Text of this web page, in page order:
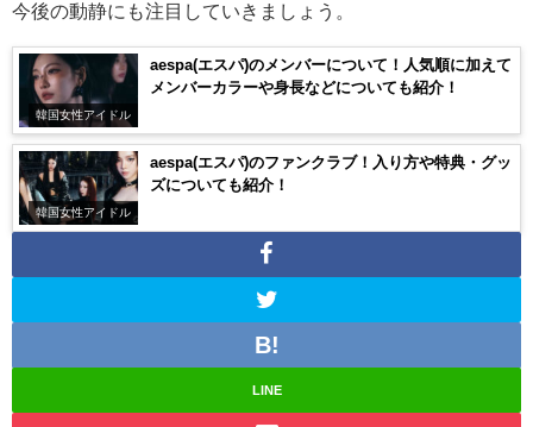
今後の動静にも注目していきましょう。
韓国女性アイドル
aespa(エスパ)のメンバーについて！人気順に加えて
メンバーカラーや身長などについても紹介！
韓国女性アイドル
aespa(エスパ)のファンクラブ！入り方や特典・グッ
ズについても紹介！
LINE